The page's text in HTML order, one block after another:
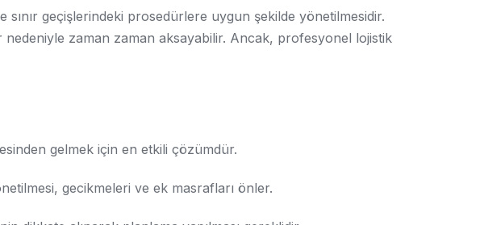
geçişlerindeki prosedürlere uygun şekilde yönetilmesidir.
nedeniyle zaman zaman aksayabilir. Ancak, profesyonel lojistik
gelmek için en etkili çözümdür.
gecikmeleri ve ek masrafları önler.